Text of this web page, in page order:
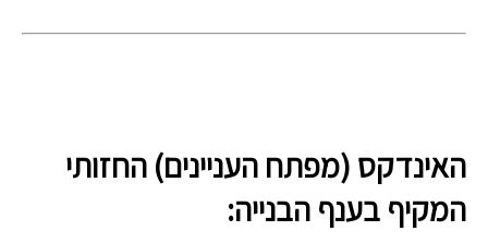
האינדקס (מפתח העניינים) החזותי
המקיף בענף הבנייה: